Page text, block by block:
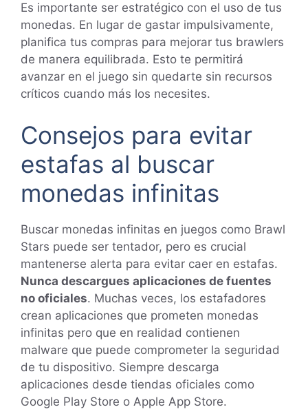
Es importante ser estratégico con el uso de tus
monedas. En lugar de gastar impulsivamente,
planifica tus compras para mejorar tus brawlers
de manera equilibrada. Esto te permitirá
avanzar en el juego sin quedarte sin recursos
críticos cuando más los necesites.
Consejos para evitar
estafas al buscar
monedas infinitas
Buscar monedas infinitas en juegos como Brawl
Stars puede ser tentador, pero es crucial
mantenerse alerta para evitar caer en estafas.
Nunca descargues aplicaciones de fuentes
no oficiales. Muchas veces, los estafadores
crean aplicaciones que prometen monedas
infinitas pero que en realidad contienen
malware que puede comprometer la seguridad
de tu dispositivo. Siempre descarga
aplicaciones desde tiendas oficiales como
Google Play Store o Apple App Store.